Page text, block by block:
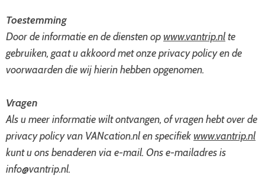
Toestemming
Door de informatie en de diensten op www.vantrip.nlte
gebruiken, gaat u akkoord met onze privacy policy en de
voorwaarden die wij hierin hebben opgenomen.
Vragen
Als u meer informatie wilt ontvangen, of vragen hebt over de
privacy policy van VANcation.nl en specifiek www.vantrip.nl
kunt u ons benaderen via e-mail. Ons e-mailadres is
info@vantrip.nl.